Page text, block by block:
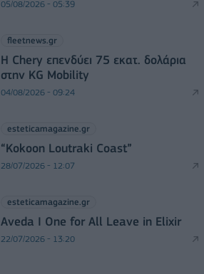
05/08/2026 - 05:39
fleetnews.gr
Η Chery επενδύει 75 εκατ. δολάρια
στην KG Mobility
04/08/2026 - 09:24
esteticamagazine.gr
“Kokoon Loutraki Coast”
28/07/2026 - 12:07
esteticamagazine.gr
Aveda I One for All Leave in Elixir
22/07/2026 - 13:20